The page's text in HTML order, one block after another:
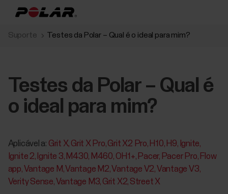
Suporte Testes da Polar – Qual é o ideal para mim?
Testes da Polar – Qual é
o ideal para mim?
Aplicável a: Grit X Grit X Pro Grit X2 Pro H10 H9 Ignite
Ignite 2 Ignite 3 M430 M460 OH1+ Pacer Pacer Pro Flow
app Vantage M Vantage M2 Vantage V2 Vantage V3
Verity Sense Vantage M3 Grit X2 Street X